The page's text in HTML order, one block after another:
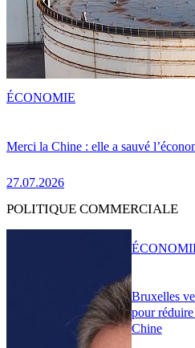
Merci la Chine : elle a sauvé
27.07.2026
ÉCONOMIE
POLITIQUE COMMERCIALE
Bruxelles
pour réduire
Chine